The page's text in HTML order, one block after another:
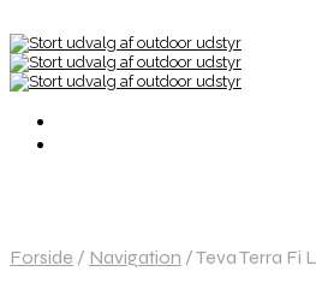
Forside / Navigation /Teva Terra Fi